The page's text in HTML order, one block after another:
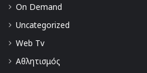
On Demand
Uncategorized
Web Tv
Αθλητισμός